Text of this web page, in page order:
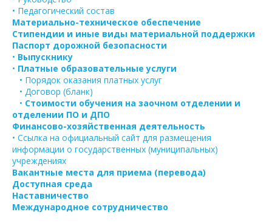
• Педагогический состав
Материально-техническое обеспечение
Стипендии и иные виды материальной поддержки
Паспорт дорожной безопасности
• Выпускнику
• Платные образовательные услуги
• Порядок оказания платных услуг
• Договор (бланк)
• Стоимости обучения на заочном отделении и
отделении ПО и ДПО
Финансово-хозяйственная деятельность
• Ссылка на официальный сайт для размещения
информации о государственных (муниципальных)
учреждениях
Вакантные места для приема (перевода)
Доступная среда
Наставничество
Международное сотрудничество